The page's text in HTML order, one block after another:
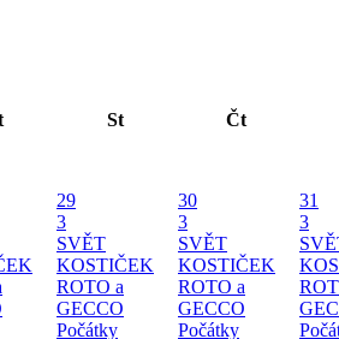
St Čt
29
3
SVĚT
KOSTIČEK
ROTO a
GECCO
Počátky
30
3
SVĚT
KOSTIČEK
ROTO a
GECCO
Počátky
31
3